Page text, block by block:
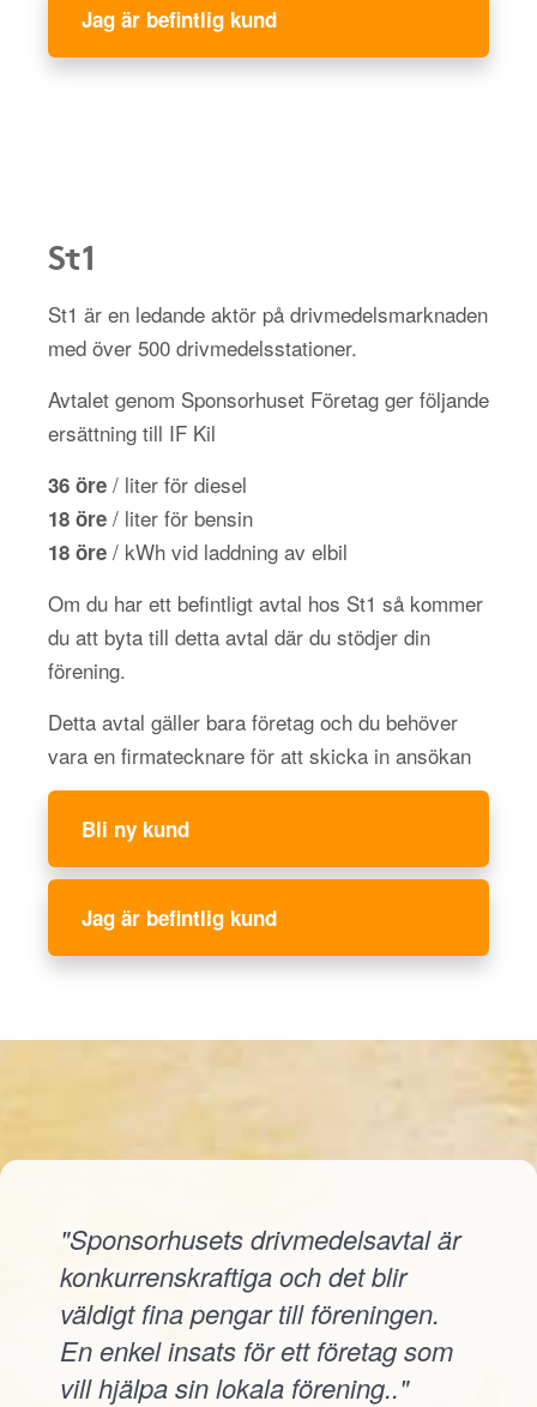
Jag är befintlig kund
St1
St1 är en ledande aktör på drivmedelsmarknaden
med över 500 drivmedelsstationer.
Avtalet genom Sponsorhuset Företag ger följande
ersättning till IF Kil
36 öre / liter för diesel
18 öre / liter för bensin
18 öre / kWh vid laddning av elbil
Om du har ett befintligt avtal hos St1 så kommer
du att byta till detta avtal där du stödjer din
förening.
Detta avtal gäller bara företag och du behöver
vara en firmatecknare för att skicka in ansökan
Bli ny kund
Jag är befintlig kund
"Sponsorhusets drivmedelsavtal är
konkurrenskraftiga och det blir
väldigt fina pengar till föreningen.
En enkel insats för ett företag som
vill hjälpa sin lokala förening.."